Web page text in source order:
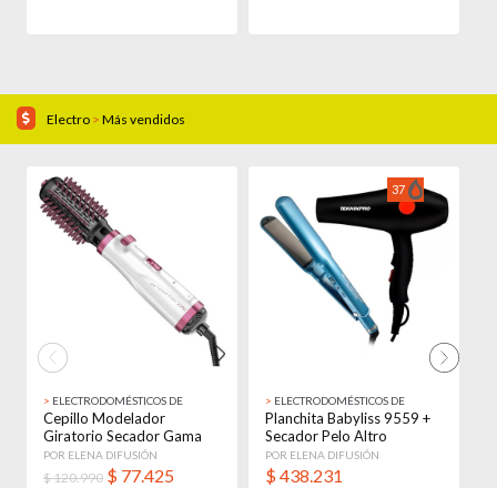
Electro > Más vendidos
> ELECTRODOMÉSTICOS DE
BELLEZA
Cepillo Modelador
Giratorio Secador Gama
New Turbo Plus 2300
POR ELENA DIFUSIÓN
$ 120.990 $ 77.425
37
> ELECTRODOMÉSTICOS DE
BELLEZA
Planchita Babyliss 9559 +
Secador Pelo Altro
Profesional
POR ELENA DIFUSIÓN
$438.231